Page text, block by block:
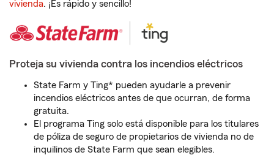
vivienda. ¡Es rápido y sencillo!
Proteja su vivienda contra los incendios eléctricos
State Farm y Ting* pueden ayudarle a prevenir
incendios eléctricos antes de que ocurran, de forma
gratuita.
El programa Ting solo está disponible para los titulares
de póliza de seguro de propietarios de vivienda no de
inquilinos de State Farm que sean elegibles.